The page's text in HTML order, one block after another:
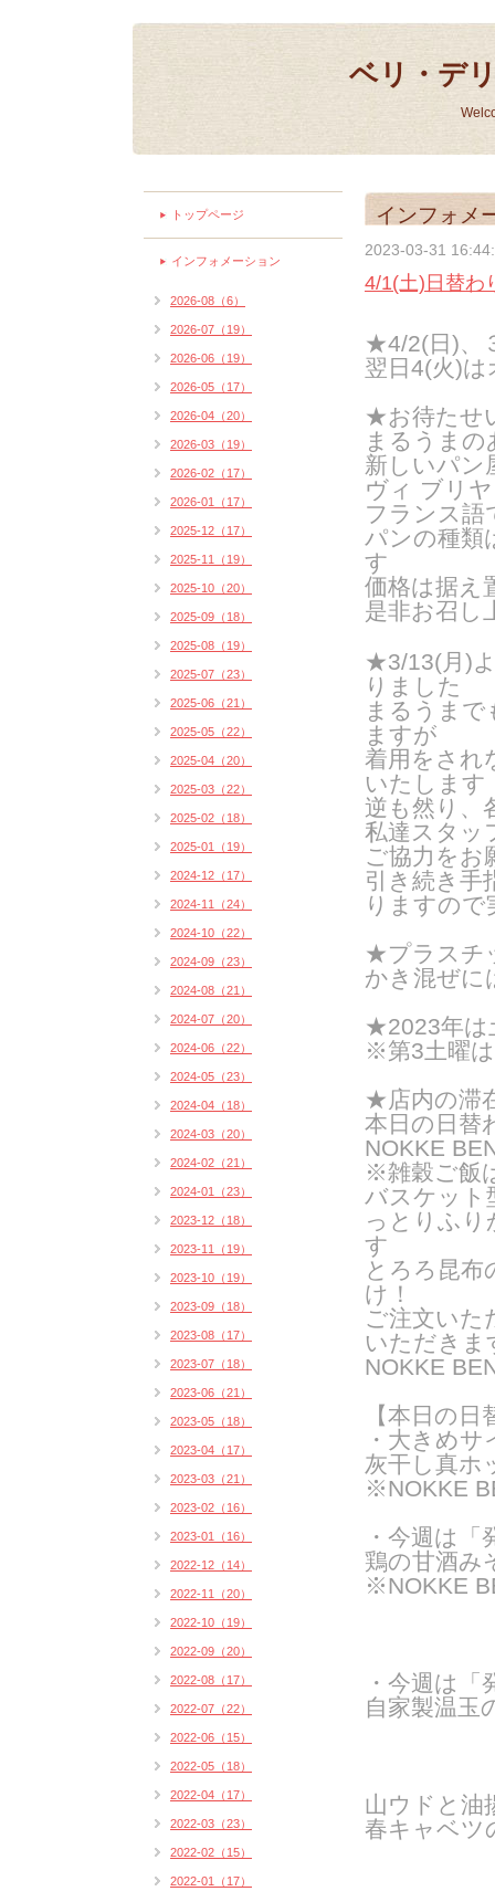
ベリ・デ
インフォメ
2023-03-31
4/1(土)日替わ
★4/2(日)、
翌日4(火)
★お待たせ
まるうま
新しいパン
ヴィ ブリ
フランス語
パンの種類
す
価格は据え
是非お召し
★3/13(月)
りました
まるうまで
ますが
着用をされ
いたします
逆も然り、
私達スタッ
ご協力をお
引き続き手
りますの
★プラスチ
かき混ぜに
★2023年は
※第3土曜
★店内の滞
本日の日替
NOKKE
※雑穀ご飯
バスケット
っとりふり
す
とろろ昆布
け！
ご注文いた
いただきま
NOKKE
【本日の
・大きめサ
灰干し真ホ
※NOKKE
・ 今週は「
鶏の甘酒み
※NOKKE
・ 今週は「
自家製温玉
山ウドと油
春キャベツ
トップページ
インフォメーション
2026-08（6）
2026-07（19）
2026-06（19）
2026-05（17）
2026-04（20）
2026-03（19）
2026-02（17）
2026-01（17）
2025-12（17）
2025-11（19）
2025-10（20）
2025-09（18）
2025-08（19）
2025-07（23）
2025-06（21）
2025-05（22）
2025-04（20）
2025-03（22）
2025-02（18）
2025-01（19）
2024-12（17）
2024-11（24）
2024-10（22）
2024-09（23）
2024-08（21）
2024-07（20）
2024-06（22）
2024-05（23）
2024-04（18）
2024-03（20）
2024-02（21）
2024-01（23）
2023-12（18）
2023-11（19）
2023-10（19）
2023-09（18）
2023-08（17）
2023-07（18）
2023-06（21）
2023-05（18）
2023-04（17）
2023-03（21）
2023-02（16）
2023-01（16）
2022-12（14）
2022-11（20）
2022-10（19）
2022-09（20）
2022-08（17）
2022-07（22）
2022-06（15）
2022-05（18）
2022-04（17）
2022-03（23）
2022-02（15）
2022-01（17）